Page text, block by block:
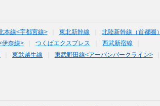
本線<宇都宮線> 東北新幹線
北陸新幹線（首都圏）
伊奈線> つくばエクスプレス
西武新宿線
東武越生線
東武野田線<アーバンパークライン>